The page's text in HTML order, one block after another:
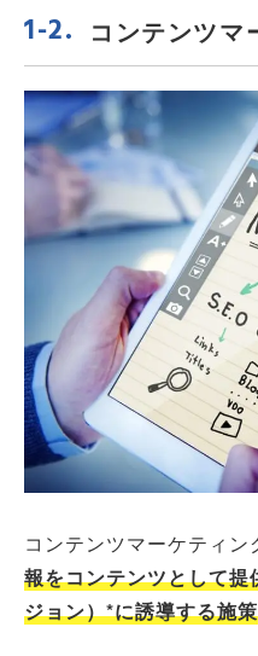
コンテンツマ
コンテンツマーケティン
報をコンテンツとして
ジョン）*に誘導する施策